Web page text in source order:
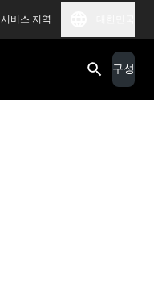
서비스 지역
구성